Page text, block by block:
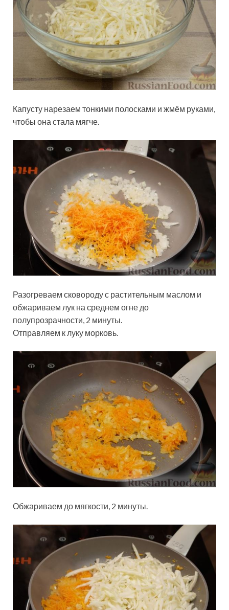
Капусту нарезаем тонкими полосками и жмём руками,
чтобы она стала мягче.
Разогреваем сковороду с растительным маслом и
обжариваем лук на среднем огне до
полупрозрачности, 2 минуты.
Отправляем к луку морковь.
Обжариваем до мягкости, 2 минуты.